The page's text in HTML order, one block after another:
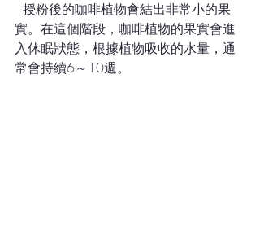
實。在這個階段，咖啡植物的果實會進
入休眠狀態，根據植物吸收的水量，通
常會持續6～10週。